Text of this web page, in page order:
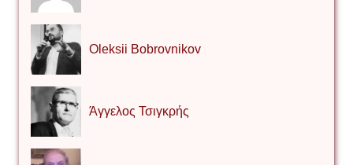
Oleksii Bobrovnikov
Άγγελος Τσιγκρής